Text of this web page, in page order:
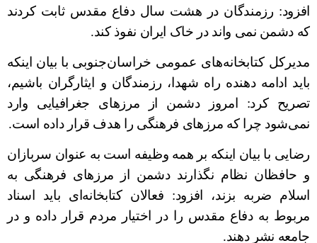
افزود: رزمندگان در هشت سال دفاع مقدس ثابت کردند
که دشمن نمی ‌واند در خاک ایران نفوذ کند.
مدیرکل کتابخانه‌های عمومی خراسان‌جنوبی با بیان اینکه
باید ادامه دهنده راه شهدا ، رزمندگان و ایثارگران باشیم،
تصریح کرد: امروز دشمن از مرزهای جغرافیایی وارد
نمی‌شود چرا که مرزهای فرهنگی را هدف قرار داده است.
رضایی با بیان اینکه بر همه وظیفه است به عنوان سربازان
و حافظان نظام نگذارند دشمن از مرزهای فرهنگی به
اسلام ضربه بزند، افزود: فعالان کتابخانه‌ای باید اسناد
مربوط به دفاع مقدس را در اختیار مردم قرار داده و در
جامعه نشر دهند.